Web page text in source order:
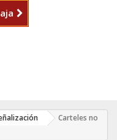
Carteles no